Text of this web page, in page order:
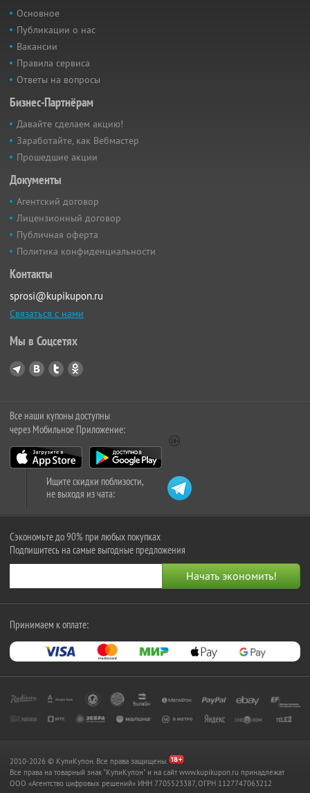
Основное
Публикации о нас
Вакансии
Правила сервиса
Ответы на вопросы
Бизнес-Партнёрам
Давайте сделаем акцию!
Заработайте, как Вебмастер
Прошедшие акции
Документы
Агентский договор
Лицензионный договор
Публичная оферта
Политика конфиденциальности
Контакты
sprosi@kupikupon.ru
Связаться с нами
Мы в Соцсетях
Все наши купоны доступны
через Мобильное Приложение:
Ищите скидки поблизости,
не выходя из чата:
Сэкономьте до 90% при любых покупках
Подпишитесь на самые выгодные предложения
Принимаем к оплате:
2010-2026 © КупиКупон. Все права защищены.
Все права на товарный знак "КупиКупон" и на сайт www.kupikupon.ru принадлежат
OOO «Агентство цифровых решений» ИНН 7705523387, ОГРН 1127747063212